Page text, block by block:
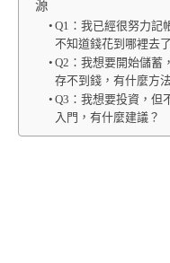
源
Q1：我已經很努力記
不知道錢花到哪裡去
Q2：我想要開始儲蓄
存不到錢，有什麼方
Q3：我想要投資，但
入門，有什麼建議？